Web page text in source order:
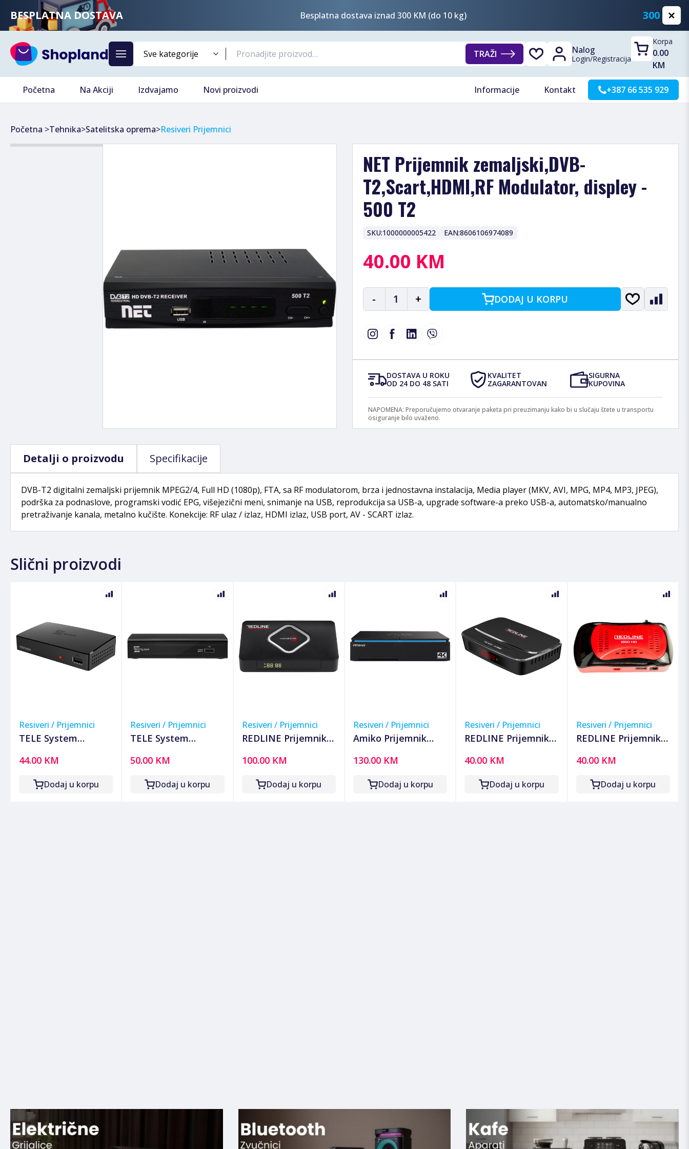
BESPLATNA DOSTAVA Besplatna dostava iznad 300 KM (do 10 kg) 300 KM
TRAŽI Nalog
Login/Registracija
Korpa
0.00
KM
Početna Na Akciji Izdvajamo Novi proizvodi Informacije Kontakt +387 66 535 929
Početna >Tehnika>Satelitska oprema>Resiveri Prijemnici
NET Prijemnik zemaljski,DVB-
T2,Scart,HDMI,RF Modulator, displey -
500 T2
SKU:1000000005422 EAN:8606106974089
40.00 KM
- 1 + DODAJ U KORPU
DOSTAVA U ROKU
OD 24 DO 48 SATI
KVALITET
ZAGARANTOVAN
SIGURNA
KUPOVINA
NAPOMENA: Preporučujemo otvaranje paketa pri preuzimanju kako bi u slučaju štete u transportu
osiguranje bilo uvaženo.
Detalji o proizvodu Specifikacije
DVB-T2 digitalni zemaljski prijemnik MPEG2/4, Full HD (1080p), FTA, sa RF modulatorom, brza i jednostavna instalacija, Media player (MKV, AVI, MPG, MP4, MP3, JPEG),
podrška za podnaslove, programski vodić EPG, višejezični meni, snimanje na USB, reprodukcija sa USB-a, upgrade software-a preko USB-a, automatsko/manualno
pretraživanje kanala, metalno kučište. Konekcije: RF ulaz / izlaz, HDMI izlaz, USB port, AV - SCART izlaz.
Slični proizvodi
Resiveri / Prijemnici
TELE System
DVB-T2, H.265/HEVC,
SCART, USB -
44.00 KM
Dodaj u korpu
Resiveri / Prijemnici
TELE System
DVB-T2, H.265/HEVC,
SCART, USB - TS6815
50.00 KM
Dodaj u korpu
Resiveri / Prijemnici
REDLINE Prijemnik
1/8GB, 4K,
Bluetooth, LAN/WiFi
100.00 KM
Dodaj u korpu
Resiveri / Prijemnici
Amiko Prijemnik
DVB-T2/S2/C, 4K,
IPTV - A6 COMBO
130.00 KM
Dodaj u korpu
Resiveri / Prijemnici
REDLINE Prijemnik
Full HD, H.265/HEVC,
Scart - T30
40.00 KM
Dodaj u korpu
Resiveri / Prijemnici
REDLINE Prijemnik
Full HD, HDMI, USB -
G60
40.00 KM
Dodaj u korpu